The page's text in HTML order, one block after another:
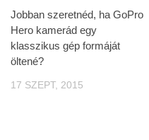
Jobban szeretnéd, ha GoPro
Hero kamerád egy
klasszikus gép formáját
öltené?
17 SZEPT, 2015